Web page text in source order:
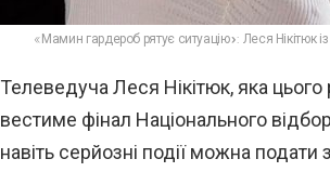
«Мамин гардероб рятує ситуацію»: Леся
Телеведуча Леся Нікітюк, яка
вестиме фінал Національного
навіть серйозні події можна